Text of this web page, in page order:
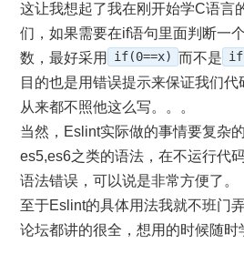
这让我想起了我在刚开始学C语言
们，如果需要在if语句里面判断一
数，最好采用
if(0==x) 而不是
目的也是用错误提示来保证我们
从来都不照他这么写。。。
当然，Eslint实际做的事情要复杂
es5,es6之类的语法，在不运行代
语法错误，可以说是非常方便了。
至于Eslint的具体用法我就不班门
论坛都讲的很全，想用的时候随时